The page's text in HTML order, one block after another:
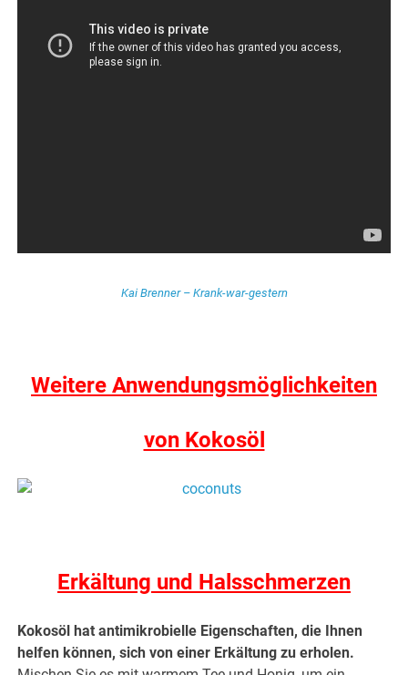
Kai Brenner – Krank-war-gestern
Weitere Anwendungsmöglichkeiten
von Kokosöl
Erkältung und Halsschmerzen
Kokosöl hat antimikrobielle Eigenschaften, die Ihnen
helfen können, sich von einer Erkältung zu erholen.